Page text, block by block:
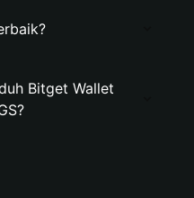
Bitget Wallet